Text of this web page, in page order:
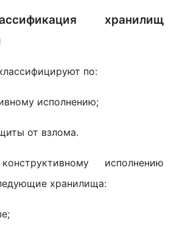
хранилищ
по:
исполнению;
от взлома.
исполнению
хранилища: